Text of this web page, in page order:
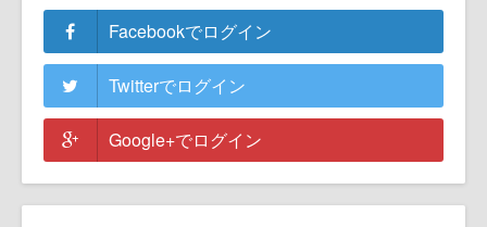
Facebookでログイン
Twitterでログイン
Google+でログイン